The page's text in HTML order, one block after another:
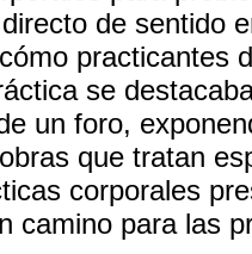
de sentido
practicantes
se
un foro,
que tratan
corporales
camino para las